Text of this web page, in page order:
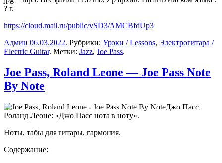
? г.
https://cloud.mail.ru/public/vSD3/AMCBfdUp3
Админ 06.03.2022. Рубрики: Уроки / Lessons, Электрогитара /
Electric Guitar. Метки: Jazz, Joe Pass.
Joe Pass, Roland Leone — Joe Pass Note
By Note
Джо Пасс,
Роланд Леоне: «Джо Пасс нота в ноту».
Ноты, табы для гитары, гармония.
Содержание: